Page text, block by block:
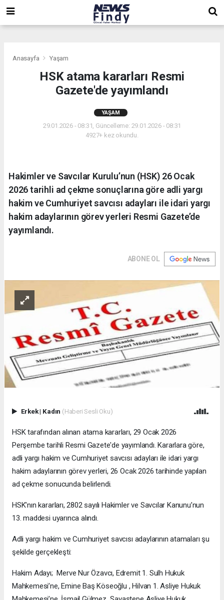
Anasayfa Yaşam
HSK atama kararları Resmi
Gazete'de yayımlandı
YAŞAM
29.01.2026 - 08:31, Güncelleme: 29.01.2026 - 08:31
4927+ kez okundu.
Hakimler ve Savcılar Kurulu’nun (HSK) 26 Ocak
2026 tarihli ad çekme sonuçlarına göre adli yargı
hakim ve Cumhuriyet savcısı adayları ile idari yargı
hakim adaylarının görev yerleri Resmi Gazete’de
yayımlandı.
ABONE OL
Erkek| Kadın (Haberi Sesli Oku)
HSK tarafından alınan atama kararları, 29 Ocak 2026
Perşembe tarihli Resmi Gazete'de yayımlandı. Kararlara göre,
adli yargı hakim ve Cumhuriyet savcısı adayları ile idari yargı
hakim adaylarının görev yerleri, 26 Ocak 2026 tarihinde yapılan
ad çekme sonucunda belirlendi.
HSK’nın kararları, 2802 sayılı Hakimler ve Savcılar Kanunu’nun
13. maddesi uyarınca alındı.
Adli yargı hakim ve Cumhuriyet savcısı adaylarının atamaları şu
şekilde gerçekleşti:
Hakim Adayı; Merve Nur Özavcı, Edremit 1. Sulh Hukuk
Mahkemesi’ne, Emine Baş Köseoğlu , Hilvan 1. Asliye Hukuk